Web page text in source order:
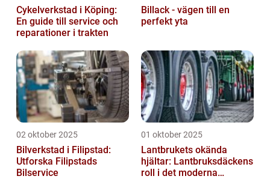
Cykelverkstad i Köping:
En guide till service och
reparationer i trakten
Billack - vägen till en
perfekt yta
02 oktober 2025
Bilverkstad i Filipstad:
Utforska Filipstads
Bilservice
01 oktober 2025
Lantbrukets okända
hjältar: Lantbruksdäckens
roll i det moderna